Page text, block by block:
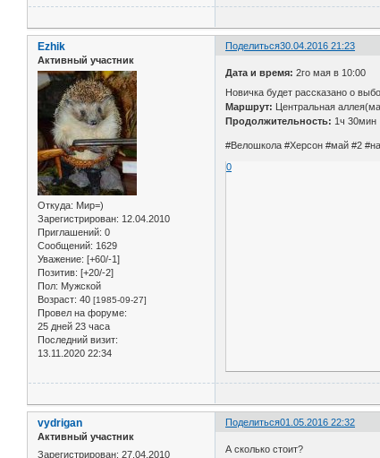
Поделиться30.04.2016 21:23
Ezhik
Активный участник
Откуда: Мир=)
Зарегистрирован: 12.04.2010
Приглашений: 0
Сообщений: 1629
Уважение: [+60/-1]
Позитив: [+20/-2]
Пол: Мужской
Возраст: 40 [1985-09-27]
Провел на форуме:
25 дней 23 часа
Последний визит:
13.11.2020 22:34
Дата и время: 2го мая в 10:00
Новичка будет рассказано о
Маршрут: Центральная
Продолжительность: 1ч 30мин
#Велошкола #Херсон #май #2
0
Поделиться01.05.2016 22:32
vydrigan
Активный участник
Зарегистрирован: 27.04.2010 А сколько стоит?